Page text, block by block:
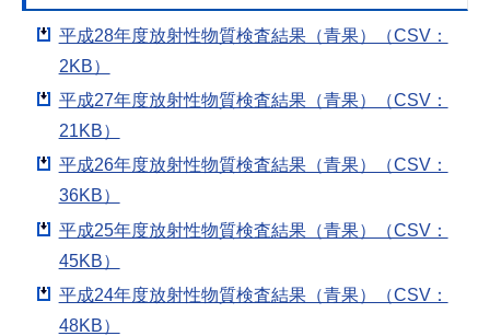
平成28年度放射性物質検査結果（青果）（CSV：
2KB）
平成27年度放射性物質検査結果（青果）（CSV：
21KB）
平成26年度放射性物質検査結果（青果）（CSV：
36KB）
平成25年度放射性物質検査結果（青果）（CSV：
45KB）
平成24年度放射性物質検査結果（青果）（CSV：
48KB）